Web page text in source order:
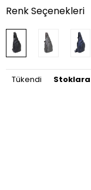
Renk Seçenekleri
Tükendi